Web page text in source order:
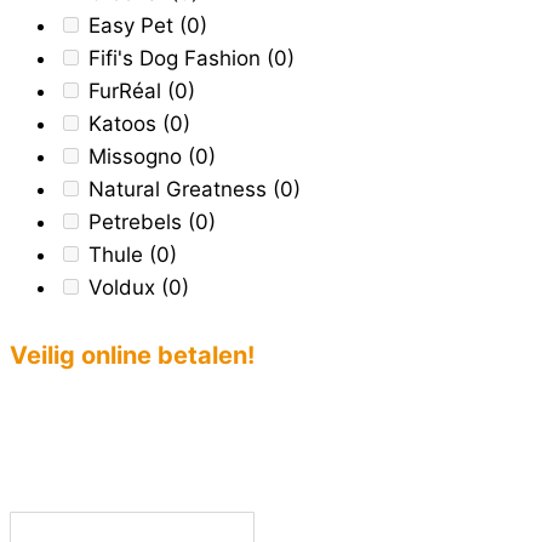
Easy Pet (0)
Fifi's Dog Fashion (0)
FurRéal (0)
Katoos (0)
Missogno (0)
Natural Greatness (0)
Petrebels (0)
Thule (0)
Voldux (0)
Veilig online betalen!